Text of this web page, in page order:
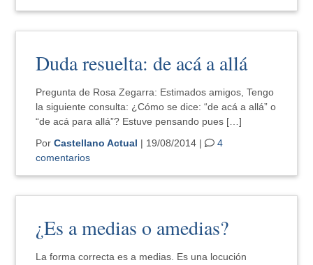
Duda resuelta: de acá a allá
Pregunta de Rosa Zegarra: Estimados amigos, Tengo
la siguiente consulta: ¿Cómo se dice: “de acá a allá” o
“de acá para allá”? Estuve pensando pues […]
PorCastellano Actual | 19/08/2014 |
4
comentarios
¿Es a medias o amedias?
La forma correcta es a medias. Es una locución